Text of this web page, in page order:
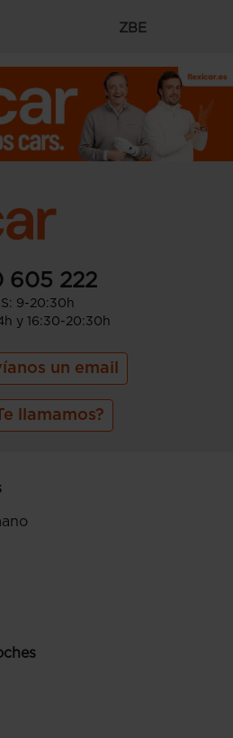
ZBE
605 222
S: 9-20:30h
y 16:30-20:30h
un email
llamamos?